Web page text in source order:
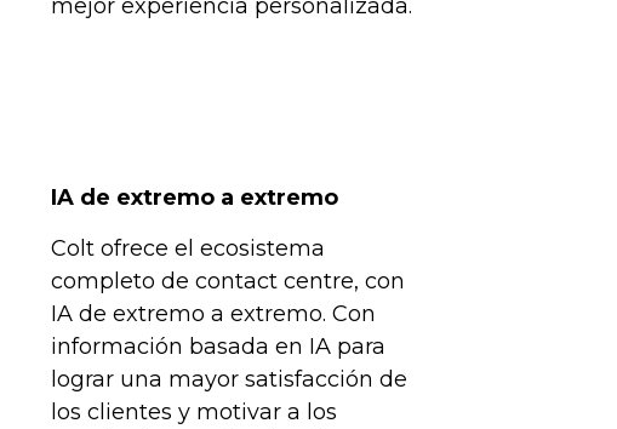
mejor experiencia personalizada.
IA de extremo a extremo
Colt ofrece el ecosistema
completo de contact centre, con
IA de extremo a extremo. Con
información basada en IA para
lograr una mayor satisfacción de
los clientes y motivar a los